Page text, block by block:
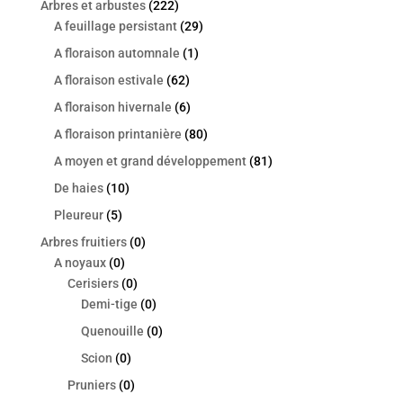
Arbres et arbustes (222)
A feuillage persistant (29)
A floraison automnale (1)
A floraison estivale (62)
A floraison hivernale (6)
A floraison printanière (80)
A moyen et grand développement (81)
De haies (10)
Pleureur (5)
Arbres fruitiers (0)
A noyaux (0)
Cerisiers (0)
Demi-tige (0)
Quenouille (0)
Scion (0)
Pruniers (0)